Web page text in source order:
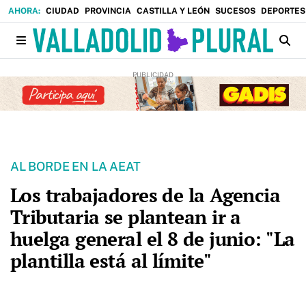
CIUDAD PROVINCIA CASTILLA Y LEÓN SUCESOS DEPORTES
AL BORDE EN LA AEAT
Los trabajadores de la Agencia
Tributaria se plantean ir a
huelga general el 8 de junio: "La
plantilla está al límite"